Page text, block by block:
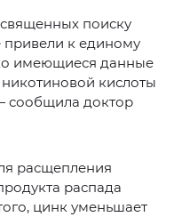
поиску
привели к единому
имеющиеся данные
кислоты
сообщила доктор
расщепления
распада
цинк уменьшает